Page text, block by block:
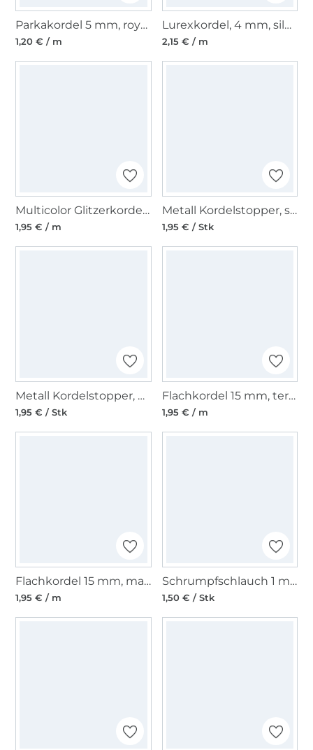
Parkakordel 5 mm, royalblau
1,20 € / m
Lurexkordel, 4 mm, silber
2,15 € / m
Multicolor Glitzerkordel 5mm, blassgrün
1,95 € / m
Metall Kordelstopper, schwarz
1,95 € / Stk
Metall Kordelstopper, bronze
1,95 € / Stk
Flachkordel 15 mm, terracotta
1,95 € / m
Flachkordel 15 mm, malve
1,95 € / m
Schrumpfschlauch 1 m Kordelende 10 mm, schwarz
1,50 € / Stk